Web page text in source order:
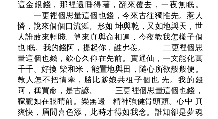
這金銀錢，那裡還睡得著，翻來覆去，一夜無眠。
一更裡個思量這個也錢，今來古往獨推先。惹人
憐，說來個個口流涎。形如 坤與乾，又如地與天，世
人誰敢來輕賤。算來真與命相連，今夜教我怎樣子個
也 眠。我的錢阿，提起你，誰弗羨。 二更裡個思
量這個也錢，欽心久仰在先前。實通仙，一文能化萬
千千。好換 柴和米，能置地與田，隨心所欲般般便。
教人怎不把情牽，勝比爹娘共祖子個也 先。我的錢
阿，稱買命，是古諺。 三更裡個思量這個也錢，
朦朧如在眼睛前。樂無邊，精神強健骨頭顫。心中 真
爽快，眉間喜色添，此時才得如我念。誰知卻是夢魂